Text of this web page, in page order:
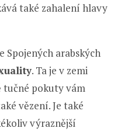
také zahalení hlavy
Spojených arabských
. Ta je v zemi
tučné pokuty vám
vězení. Je také
výraznější